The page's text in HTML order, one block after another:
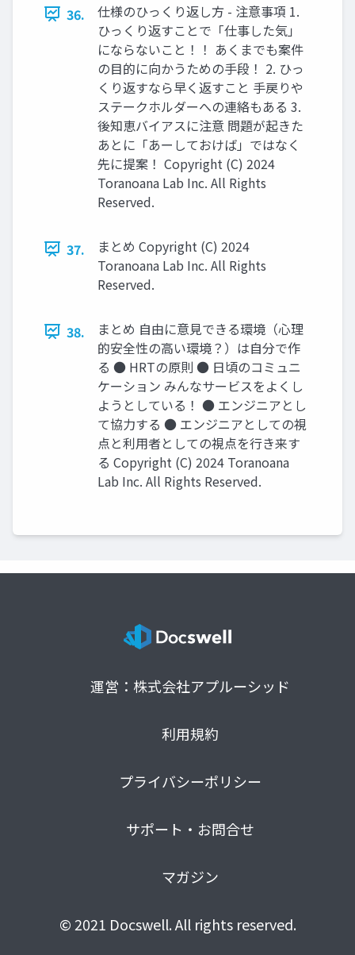
36.
仕様のひっくり返し方 - 注意事項 1.
ひっくり返すことで「仕事した気」
にならないこと！！ あくまでも案件
の目的に向かうための手段！ 2. ひっ
くり返すなら早く返すこと 手戻りや
ステークホルダーへの連絡もある 3.
後知恵バイアスに注意 問題が起きた
あとに「あーしておけば」ではなく
先に提案！ Copyright (C) 2024
Toranoana Lab Inc. All Rights
Reserved.
37.
まとめ Copyright (C) 2024
Toranoana Lab Inc. All Rights
Reserved.
38.
まとめ 自由に意見できる環境（心理
的安全性の高い環境？）は自分で作
る ● HRTの原則 ● 日頃のコミュニ
ケーション みんなサービスをよくし
ようとしている！ ● エンジニアとし
て協力する ● エンジニアとしての視
点と利用者としての視点を行き来す
る Copyright (C) 2024 Toranoana
Lab Inc. All Rights Reserved.
運営：株式会社アプルーシッド
利用規約
プライバシーポリシー
サポート・お問合せ
マガジン
© 2021 Docswell. All rights reserved.